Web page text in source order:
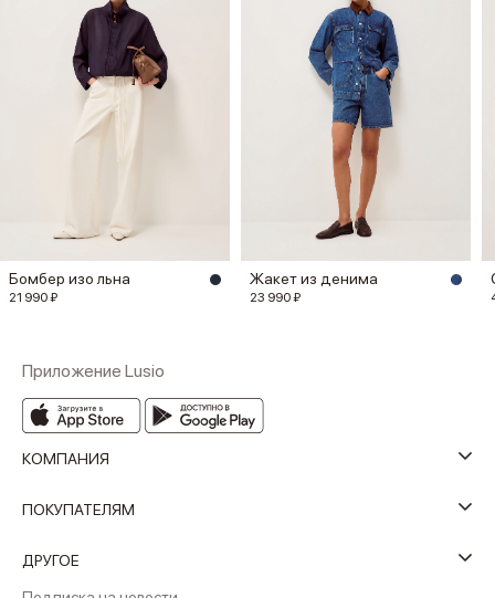
Бомбер изо льна
21 990 ₽
Жакет из денима
23 990 ₽
Приложение Lusio
КОМПАНИЯ
ПОКУПАТЕЛЯМ
ДРУГОЕ